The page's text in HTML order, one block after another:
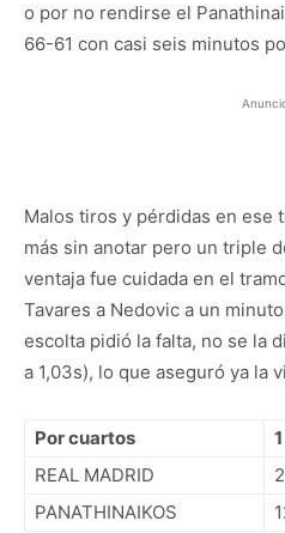
o por no rendirse el
66-61 con casi seis minutos
Malos tiros y pérdidas en ese
más sin anotar pero un triple
ventaja fue cuidada en el
Tavares a Nedovic a un
escolta pidió la falta, no se la
a 1,03s), lo que aseguró ya la
Por cuartos 1
REAL MADRID
PANATHINAIKOS